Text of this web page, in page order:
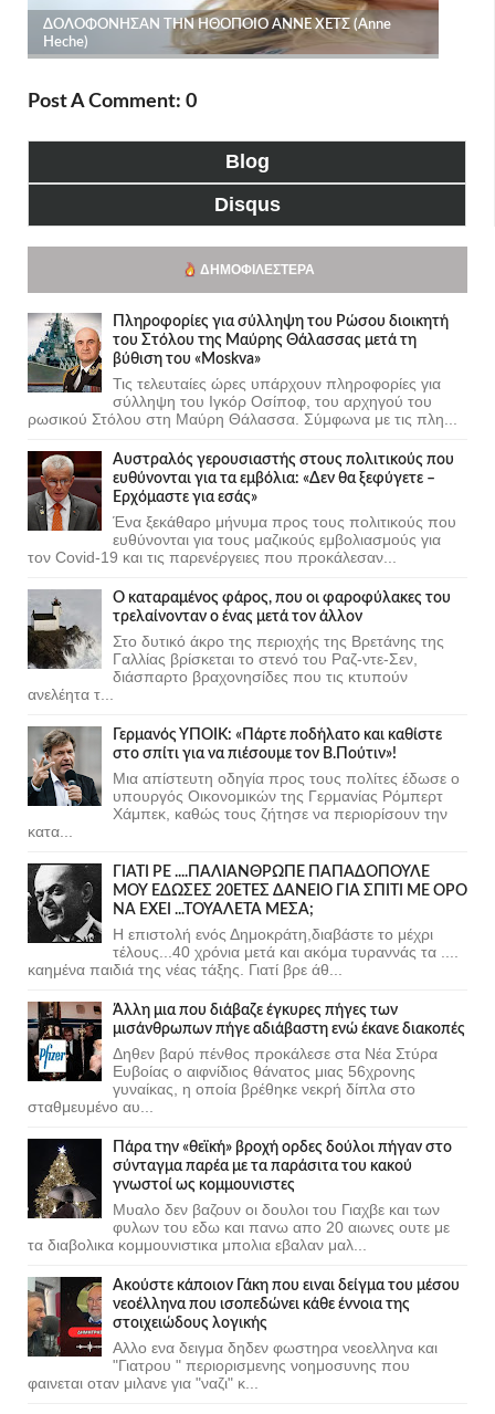
Post A Comment: 0
Blog
Disqus
ΔΗΜΟΦΙΛΈΣΤΕΡΑ
Πληροφορίες για σύλληψη του Ρώσου διοικητή
του Στόλου της Mαύρης Θάλασσας μετά τη
βύθιση του «Moskva»
Τις τελευταίες ώρες υπάρχουν πληροφορίες για
σύλληψη του Ιγκόρ Οσίποφ, του αρχηγού του
ρωσικού Στόλου στη Μαύρη Θάλασσα. Σύμφωνα με τις πλη...
Αυστραλός γερουσιαστής στους πολιτικούς που
ευθύνονται για τα εμβόλια: «Δεν θα ξεφύγετε –
Ερχόμαστε για εσάς»
Ένα ξεκάθαρο μήνυμα προς τους πολιτικούς που
ευθύνονται για τους μαζικούς εμβολιασμούς για
τον Covid-19 και τις παρενέργειες που προκάλεσαν...
Ο καταραμένος φάρος, που οι φαροφύλακες του
τρελαίνονταν ο ένας μετά τον άλλον
Στο δυτικό άκρο της περιοχής της Βρετάνης της
Γαλλίας βρίσκεται το στενό του Ραζ-ντε-Σεν,
διάσπαρτο βραχονησίδες που τις κτυπούν
ανελέητα τ...
Γερμανός ΥΠΟΙΚ: «Πάρτε ποδήλατο και καθίστε
στο σπίτι για να πιέσουμε τον Β.Πούτιν»!
Μια απίστευτη οδηγία προς τους πολίτες έδωσε ο
υπουργός Οικονομικών της Γερμανίας Ρόμπερτ
Χάμπεκ, καθώς τους ζήτησε να περιορίσουν την
κατα...
ΓΙΑΤΙ ΡΕ ....ΠΑΛΙΑΝΘΡΩΠΕ ΠΑΠΑΔΟΠΟΥΛΕ
ΜΟΥ ΕΔΩΣΕΣ 20ΕΤΕΣ ΔΑΝΕΙΟ ΓΙΑ ΣΠΙΤΙ ΜΕ ΟΡΟ
ΝΑ ΕΧΕΙ ...ΤΟΥΑΛΕΤΑ ΜΕΣΑ;
Η επιστολή ενός Δημοκράτη,διαβάστε το μέχρι
τέλους...40 χρόνια μετά και ακόμα τυραννάς τα ....
καημένα παιδιά της νέας τάξης. Γιατί βρε άθ...
Άλλη μια που διάβαζε έγκυρες πήγες των
μισάνθρωπων πήγε αδιάβαστη ενώ έκανε διακοπές
Δηθεν βαρύ πένθος προκάλεσε στα Νέα Στύρα
Ευβοίας ο αιφνίδιος θάνατος μιας 56χρονης
γυναίκας, η οποία βρέθηκε νεκρή δίπλα στο
σταθμευμένο αυ...
Πάρα την «θεϊκή» βροχή ορδες δούλοι πήγαν στο
σύνταγμα παρέα με τα παράσιτα του κακού
γνωστοί ως κομμουνιστες
Μυαλο δεν βαζουν οι δουλοι του Γιαχβε και των
φυλων του εδω και πανω απο 20 αιωνες ουτε με
τα διαβολικα κομμουνιστικα μπολια εβαλαν μαλ...
Ακούστε κάποιον Γάκη που ειναι δείγμα του μέσου
νεοέλληνα που ισοπεδώνει κάθε έννοια της
στοιχειώδους λογικής
Αλλο ενα δειγμα δηδεν φωστηρα νεοελληνα και
"Γιατρου " περιορισμενης νοημοσυνης που
φαινεται οταν μιλανε για "ναζι" κ...